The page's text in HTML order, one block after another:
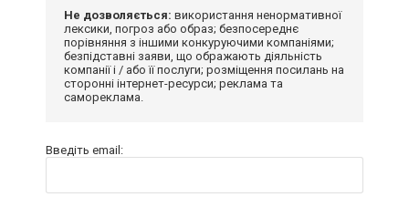
Не дозволяється: використання ненормативної
лексики, погроз або образ; безпосереднє
порівняння з іншими конкуруючими компаніями;
безпідставні заяви, що ображають діяльність
компанії і / або її послуги; розміщення посилань на
сторонні інтернет-ресурси; реклама та
самореклама.
Введіть email: